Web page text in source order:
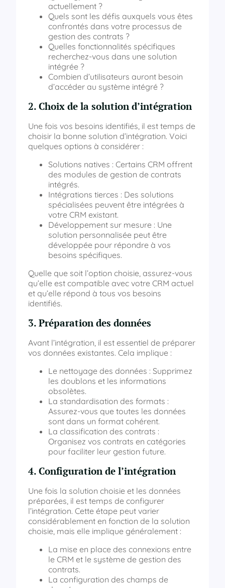
actuellement ?
Quels sont les défis auxquels vous êtes
confrontés dans votre processus de
gestion des contrats ?
Quelles fonctionnalités spécifiques
recherchez-vous dans une solution
intégrée ?
Combien d’utilisateurs auront besoin
d’accéder au système intégré ?
2. Choix de la solution d’intégration
Une fois vos besoins identifiés, il est temps de
choisir la bonne solution d’intégration. Voici
quelques options à considérer :
Solutions natives : Certains CRM offrent
des modules de gestion de contrats
intégrés.
Intégrations tierces : Des solutions
spécialisées peuvent être intégrées à
votre CRM existant.
Développement sur mesure : Une
solution personnalisée peut être
développée pour répondre à vos
besoins spécifiques.
Quelle que soit l’option choisie, assurez-vous
qu’elle est compatible avec votre CRM actuel
et qu’elle répond à tous vos besoins
identifiés.
3. Préparation des données
Avant l’intégration, il est essentiel de préparer
vos données existantes. Cela implique :
Le nettoyage des données : Supprimez
les doublons et les informations
obsolètes.
La standardisation des formats :
Assurez-vous que toutes les données
sont dans un format cohérent.
La classification des contrats :
Organisez vos contrats en catégories
pour faciliter leur gestion future.
4. Configuration de l’intégration
Une fois la solution choisie et les données
préparées, il est temps de configurer
l’intégration. Cette étape peut varier
considérablement en fonction de la solution
choisie, mais elle implique généralement :
La mise en place des connexions entre
le CRM et le système de gestion des
contrats.
La configuration des champs de